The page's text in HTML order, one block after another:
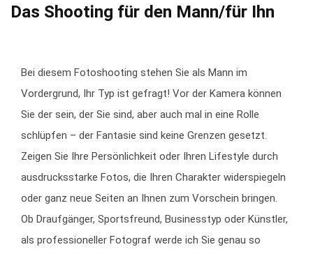
Das Shooting für den Mann/für Ihn
Bei diesem Fotoshooting stehen Sie als Mann im
Vordergrund, Ihr Typ ist gefragt! Vor der Kamera können
Sie der sein, der Sie sind, aber auch mal in eine Rolle
schlüpfen – der Fantasie sind keine Grenzen gesetzt.
Zeigen Sie Ihre Persönlichkeit oder Ihren Lifestyle durch
ausdrucksstarke Fotos, die Ihren Charakter widerspiegeln
oder ganz neue Seiten an Ihnen zum Vorschein bringen.
Ob Draufgänger, Sportsfreund, Businesstyp oder Künstler,
als professioneller Fotograf werde ich Sie genau so